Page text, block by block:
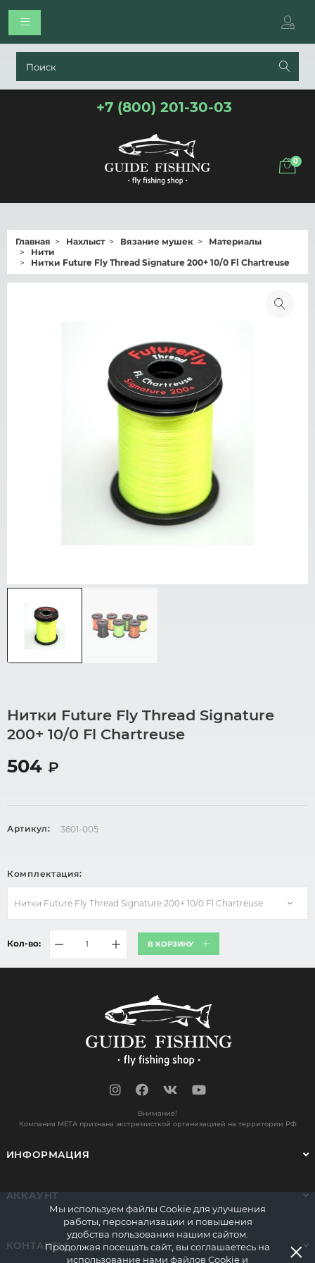
+7 (800) 201-30-03
0
Главная Нахлыст Вязание мушек
Материалы
Нити
Нитки Future Fly Thread Signature 200+ 10/0 Fl Chartreuse
Нитки Future Fly Thread Signature
200+ 10/0 Fl Chartreuse
504 ₽
Артикул: 3601-005
Комплектация:
Нитки Future Fly Thread Signature 200+ 10/0 Fl Chartreuse
Кол-во: В КОРЗИНУ
Внимание!
Компания МЕТА признана экстремисткой организацией на территории РФ
ИНФОРМАЦИЯ
АККАУНТ
КОНТАКТЫ
Мы используем файлы Cookie для улучшения
работы, персонализации и повышения
удобства пользования нашим сайтом.
Продолжая посещать сайт, вы соглашаетесь на
использование нами файлов Cookie и
×